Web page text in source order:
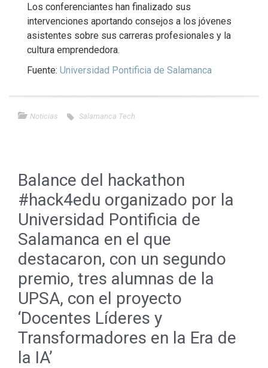
Los conferenciantes han finalizado sus
intervenciones aportando consejos a los jóvenes
asistentes sobre sus carreras profesionales y la
cultura emprendedora.
Fuente: Universidad Pontificia de Salamanca
Noticias Salamanca Tech
Balance del hackathon
#hack4edu organizado por la
Universidad Pontificia de
Salamanca en el que
destacaron, con un segundo
premio, tres alumnas de la
UPSA, con el proyecto
‘Docentes Líderes y
Transformadores en la Era de
la IA’